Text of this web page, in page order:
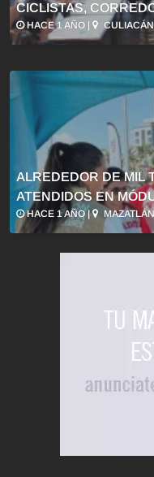
CICLISTAS,
HACE 1 AÑO | CULIACÁN
ALREDEDOR DE MIL
ATENDIDOS EN
HACE 1 AÑO |